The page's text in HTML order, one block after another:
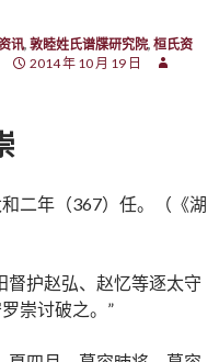
讯, 敦睦姓氏谱牒研究院, 桓氏资
2014 年 10 月 19 日
二年（367）任。（《湖
督护赵弘、赵忆等逐太守
崇讨破之。”